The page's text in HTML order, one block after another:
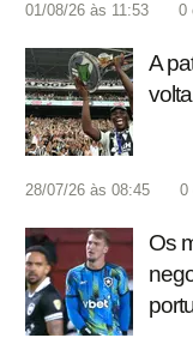
01/08/26 às 11:53 0
A
28/07/26 às 08:45 0
Os